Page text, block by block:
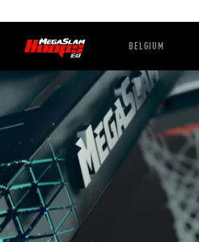
BELGIUM